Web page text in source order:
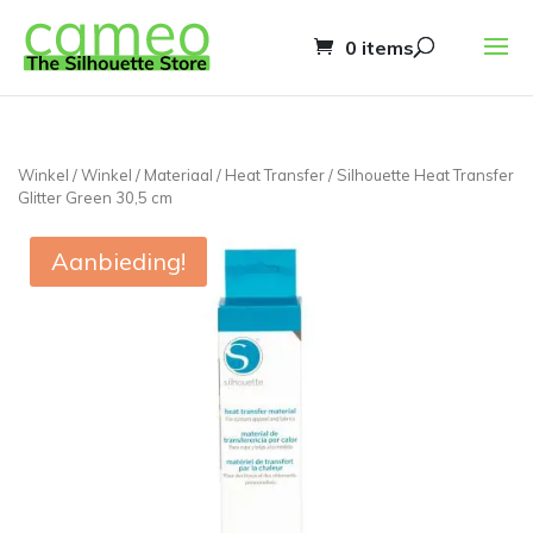
0 items
Winkel /Winkel / Materiaal / Heat Transfer/ Silhouette Heat Transfer
Glitter Green 30,5 cm
Aanbieding!